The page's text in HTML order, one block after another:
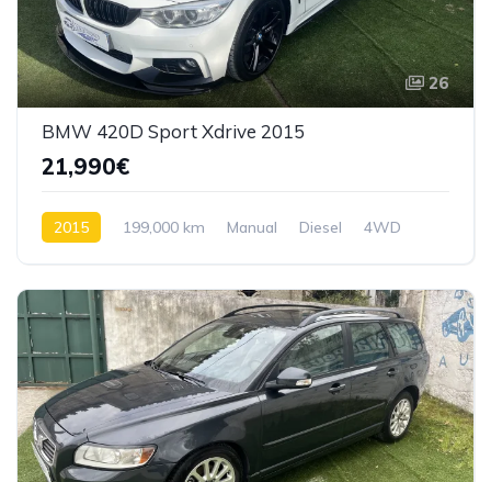
26
BMW 420D Sport Xdrive 2015
21,990€
2015 199,000 km Manual Diesel 4WD